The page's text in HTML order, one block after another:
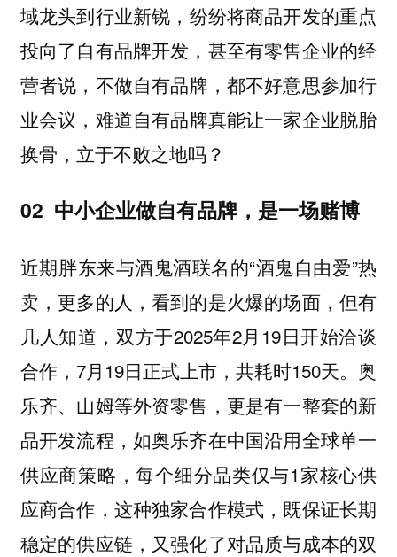
域龙头到行业新锐 ，纷纷将商品开发的重点
投向了自有品牌开发，甚至有零售企业的经
营者说， 不做自有品牌，都不好意思参加行
业会议 ，难道自有品牌真能让一家企业脱胎
换骨，立于不败之地吗？
02 中小企业做自有品牌，是一场赌博
近期胖东来与酒鬼酒联名的“酒鬼自由爱”热
卖，更多的人，看到的是火爆的场面，但有
几人知道，双方于2025年2月19日开始洽谈
合作，7月19日正式上市，共耗时‌150天‌。奥
乐齐、山姆等外资零售，更是有一整套的新
品开发流程，如奥乐齐在中国沿用全球单一
供应商策略，每个细分品类仅与1家核心供
应商合作，这种独家合作模式，既保证长期
稳定的供应链，又强化了对品质与成本的双